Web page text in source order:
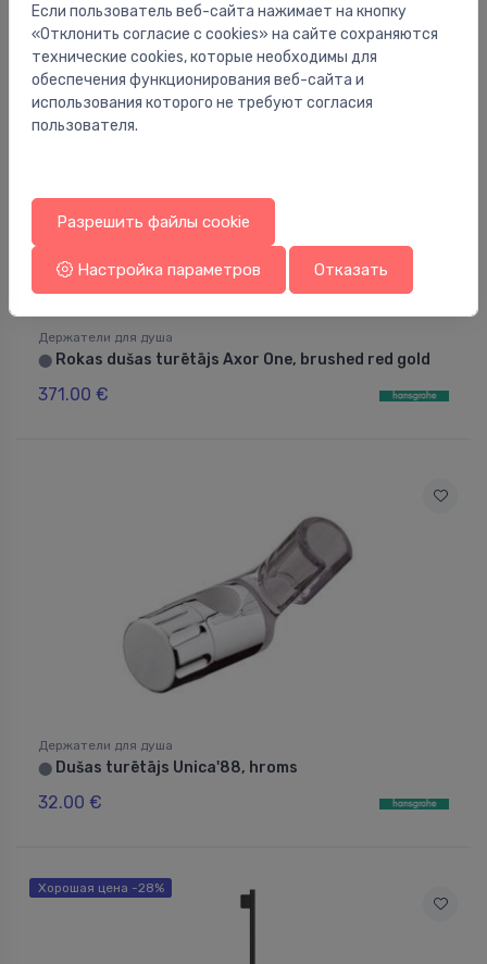
Держатели для душа
⬤ Rokas dušas turētājs Axor One, brushed red gold
371.00 €
Держатели для душа
⬤ Dušas turētājs Unica'88, hroms
32.00 €
Хорошая цена -28%
Если пользователь веб-сайта нажимает на кнопку
«Отклонить согласие с cookies» на сайте сохраняются
технические cookies, которые необходимы для
обеспечения функционирования веб-сайта и
использования которого не требуют согласия
пользователя.
Разрешить файлы cookie
Настройка параметров Отказать